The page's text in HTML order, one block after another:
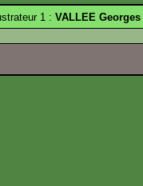
1 : VALLEE Georges